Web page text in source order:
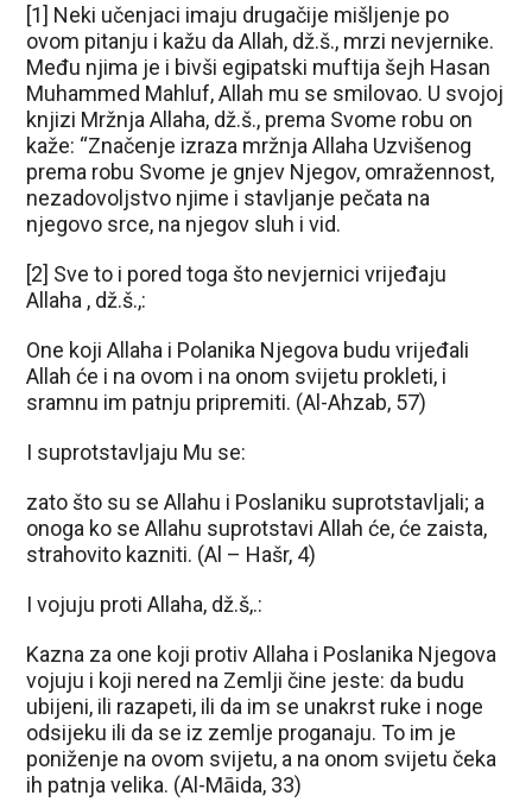
[1] Neki učenjaci imaju drugačije mišljenje po
ovom pitanju i kažu da Allah, dž.š., mrzi nevjernike.
Među njima je i bivši egipatski muftija šejh Hasan
Muhammed Mahluf, Allah mu se smilovao. U svojoj
knjizi Mržnja Allaha, dž.š., prema Svome robu on
kaže: “Značenje izraza mržnja Allaha Uzvišenog
prema robu Svome je gnjev Njegov, omražennost,
nezadovoljstvo njime i stavljanje pečata na
njegovo srce, na njegov sluh i vid.
[2] Sve to i pored toga što nevjernici vrijeđaju
Allaha , dž.š.,:
One koji Allaha i Polanika Njegova budu vrijeđali
Allah će i na ovom i na onom svijetu prokleti, i
sramnu im patnju pripremiti. (Al-Ahzab, 57)
I suprotstavljaju Mu se:
zato što su se Allahu i Poslaniku suprotstavljali; a
onoga ko se Allahu suprotstavi Allah će, će zaista,
strahovito kazniti. (Al – Hašr, 4)
I vojuju proti Allaha, dž.š,.:
Kazna za one koji protiv Allaha i Poslanika Njegova
vojuju i koji nered na Zemlji čine jeste: da budu
ubijeni, ili razapeti, ili da im se unakrst ruke i noge
odsijeku ili da se iz zemlje proganaju. To im je
poniženje na ovom svijetu, a na onom svijetu čeka
ih patnja velika. (Al-Māida, 33)